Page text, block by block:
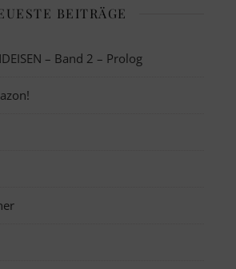
BEITRÄGE
– Band 2 – Prolog